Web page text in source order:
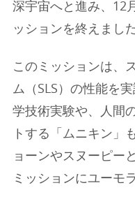
深宇宙へと進み、12
ッションを終えました
このミッションは、
ム（SLS）の性能を
学技術実験や、人間
トする「ムニキン」
ョーンやスヌーピー
ミッションにユーモ